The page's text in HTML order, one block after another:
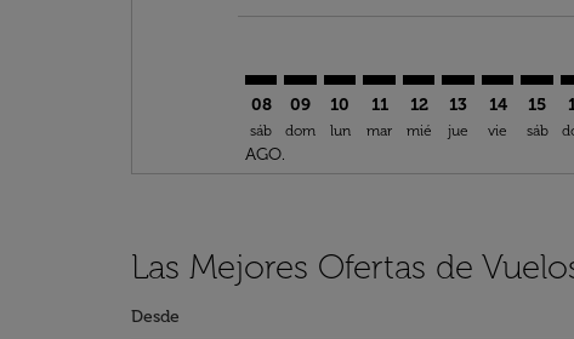
08
sáb
AGO.
09
dom
10
lun
11
mar
12
mié
13
jue
14
vie
15
sáb
Las Mejores Ofertas de
Desde